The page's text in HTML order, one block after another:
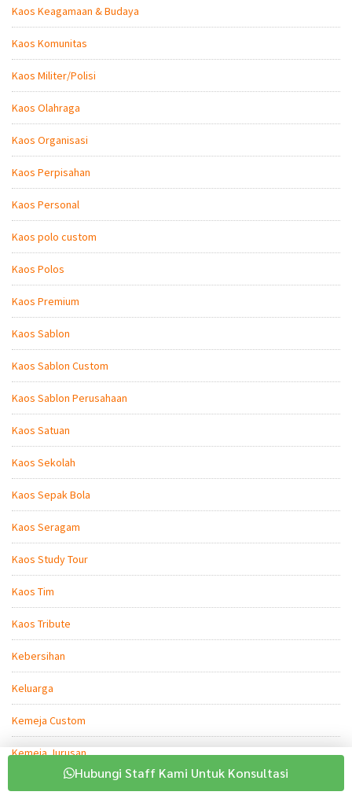
Kaos Keagamaan & Budaya
Kaos Komunitas
Kaos Militer/Polisi
Kaos Olahraga
Kaos Organisasi
Kaos Perpisahan
Kaos Personal
Kaos polo custom
Kaos Polos
Kaos Premium
Kaos Sablon
Kaos Sablon Custom
Kaos Sablon Perusahaan
Kaos Satuan
Kaos Sekolah
Kaos Sepak Bola
Kaos Seragam
Kaos Study Tour
Kaos Tim
Kaos Tribute
Kebersihan
Keluarga
Kemeja Custom
Kemeja Jurusan
Hubungi Staff Kami Untuk Konsultasi